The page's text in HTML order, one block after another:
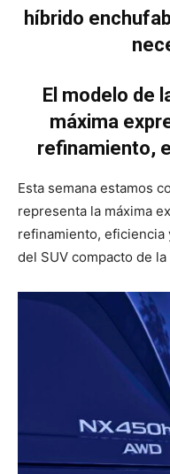
híbrido
El modelo de
máxima
refinamiento,
Esta semana estamos
representa la máxima
refinamiento, eficiencia
del SUV compacto de